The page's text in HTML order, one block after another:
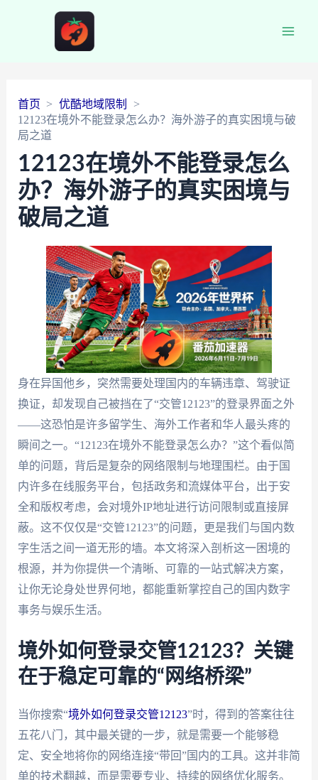
首页
优酷地域限制
12123在境外不能登录怎么办？海外游子的真实困境与破
局之道
12123在境外不能登录怎么
办？海外游子的真实困境与
破局之道
身在异国他乡，突然需要处理国内的车辆违章、驾驶证
换证，却发现自己被挡在了“交管12123”的登录界面之外
——这恐怕是许多留学生、海外工作者和华人最头疼的
瞬间之一。“12123在境外不能登录怎么办？”这个看似简
单的问题，背后是复杂的网络限制与地理围栏。由于国
内许多在线服务平台，包括政务和流媒体平台，出于安
全和版权考虑，会对境外IP地址进行访问限制或直接屏
蔽。这不仅仅是“交管12123”的问题，更是我们与国内数
字生活之间一道无形的墙。本文将深入剖析这一困境的
根源，并为你提供一个清晰、可靠的一站式解决方案，
让你无论身处世界何地，都能重新掌控自己的国内数字
事务与娱乐生活。
境外如何登录交管12123？关键
在于稳定可靠的“网络桥梁”
当你搜索“境外如何登录交管12123”时，得到的答案往往
五花八门，其中最关键的一步，就是需要一个能够稳
定、安全地将你的网络连接“带回”国内的工具。这并非简
单的技术翻越，而是需要专业、持续的网络优化服务。